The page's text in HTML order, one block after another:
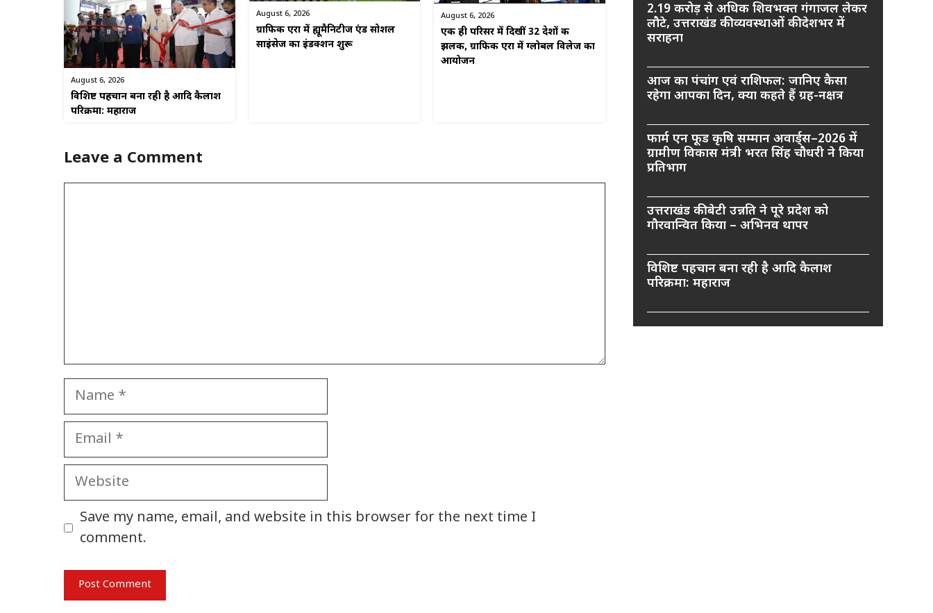
August 6, 2026
विशिष्ट पहचान बना रही है आदि कैलाश
परिक्रमा: महाराज
August 6, 2026
ग्राफिक एरा में ह्यूमैनिटीज एंड सोशल
साइंसेज का इंडक्शन शुरू
August 6, 2026
एक ही परिसर में दिखीं 32 देशों की
झलक, ग्राफिक एरा में ग्लोबल विलेज का
आयोजन
Leave a Comment
Name
Email
Website
Save my name, email, and website in this browser for the next time I
comment.
2.19 करोड़ से अधिक शिवभक्त गंगाजल लेकर
लौटे, उत्तराखंड की व्यवस्थाओं की देशभर में
सराहना
आज का पंचांग एवं राशिफल: जानिए कैसा
रहेगा आपका दिन, क्या कहते हैं ग्रह-नक्षत्र
फार्म एन फूड कृषि सम्मान अवार्ड्स–2026 में
ग्रामीण विकास मंत्री भरत सिंह चौधरी ने किया
प्रतिभाग
उत्तराखंड की बेटी उन्नति ने पूरे प्रदेश को
गौरवान्वित किया – अभिनव थापर
विशिष्ट पहचान बना रही है आदि कैलाश
परिक्रमा: महाराज